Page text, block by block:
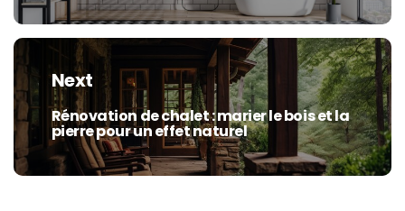
Next
Next
post:
Rénovation de chalet : marier le bois et la
pierre pour un effet naturel